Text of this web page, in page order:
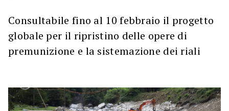
Consultabile fino al 10 febbraio il progetto
globale per il ripristino delle opere di
premunizione e la sistemazione dei riali